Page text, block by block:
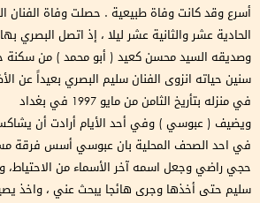
أسرع وقد كانت وفاة طبيعية . حصلت وفاة الفنان
الحادية عشر والثانية عشر ليلا ، إذ اتصل
وصديقه السيد محسن كعيد ( أبو محمد ) من سكنة
سنين حياته انزوى الفنان سليم البصري بعيداً عن
في منزله بتأريخ الثامن من مايو 1997 في بغداد
ويضيف ( عبوسي ) وفي أحد الأيام أرادت أن
في احد الصحف المحلية بان عبوسي أسس فرقة
حجي راضي وجعل اسمه آخر الأسماء من الاحتياط،
سليم حتى أخذها وجرى هائجا يبحث عني ، واخذ